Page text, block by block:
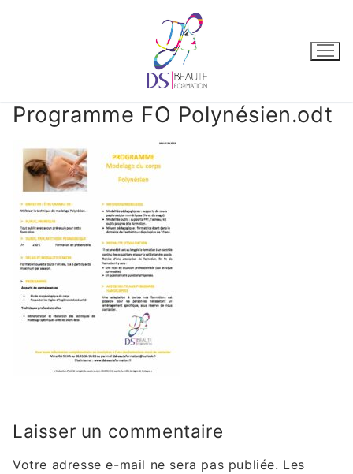
Programme FO Polynésien.odt
Laisser un commentaire
Votre adresse e-mail ne sera pas publiée. Les